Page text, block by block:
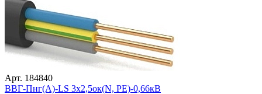
Арт. 184840
ВВГ-Пнг(А)-LS 3х2,5ок(N, PE)-0,66кВ